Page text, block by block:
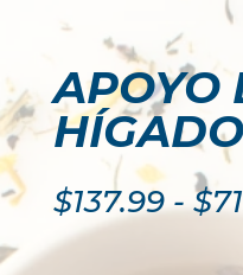
APOYO
$137.99 - $